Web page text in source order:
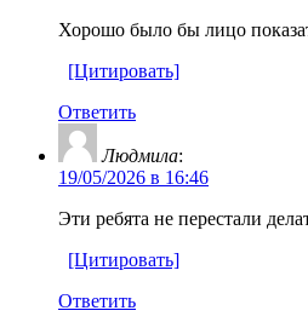
Хорошо было бы лицо
[Цитировать]
Ответить
Людмила:
19/05/2026 в 16:46
Эти ребята не перестали
[Цитировать]
Ответить